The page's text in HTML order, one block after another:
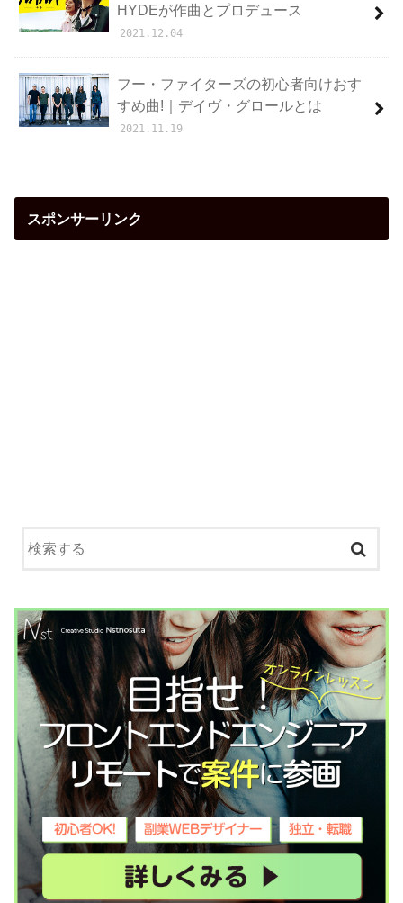
HYDEが作曲とプロデュース
2021.12.04
フー・ファイターズの初心者向けおす
すめ曲!｜デイヴ・グロールとは
2021.11.19
スポンサーリンク